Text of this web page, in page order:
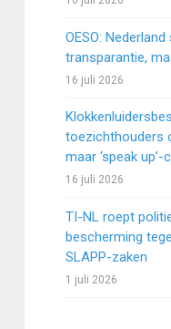
OESO:
transparantie,
16 juli 2026
toezichthouders
maar ‘speak
16 juli 2026
TI-NL roept
bescherming
SLAPP-zaken
1 juli 2026